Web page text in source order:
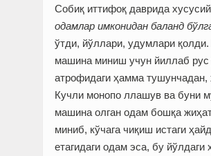
Собиқ иттифоқ даврида
одамлар имконидан баланд
ўтди, йўллари, удумлари
машина миниш учун йиллаб рус
атрофидаги ҳамма тушунчадан,
Кучли монопо ллашув ва буни
машина олган одам бошқа
миниб, кўчага чиқиш истаги
етагидаги одам эса, бу